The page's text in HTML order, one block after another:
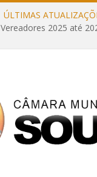
ÚLTIMAS
Vereadores 2025 até